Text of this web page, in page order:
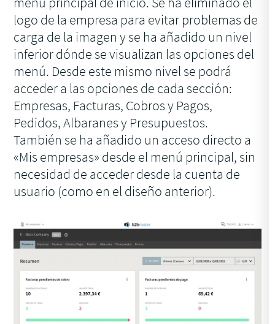
logo de la empresa para evitar problemas de
carga de la imagen y se ha añadido un nivel
inferior dónde se visualizan las opciones del
menú. Desde este mismo nivel se podrá
acceder a las opciones de cada sección:
Empresas, Facturas, Cobros y Pagos,
Pedidos, Albaranes y Presupuestos.
También se ha añadido un acceso directo a
«Mis empresas» desde el menú principal, sin
necesidad de acceder desde la cuenta de
usuario (como en el diseño anterior).